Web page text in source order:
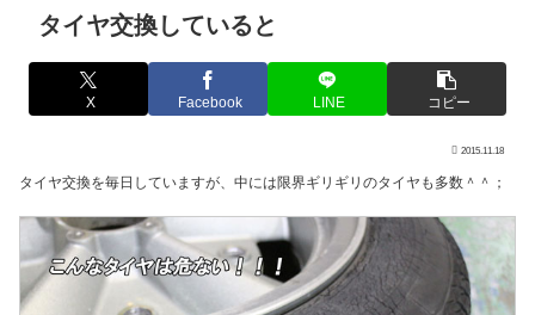
タイヤ交換していると
X Facebook LINE コピー
2015.11.18
タイヤ交換を毎日していますが、中には限界ギリギリのタイヤも多数＾＾；